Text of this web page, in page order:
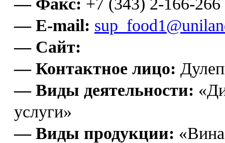
— E-mail:
— Сайт:
— Контактное лицо:
— Виды деятельности:
услуги»
— Виды продукции: